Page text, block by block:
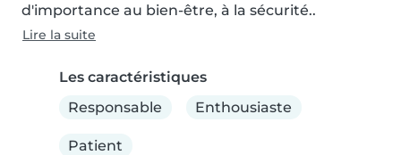
d'importance au bien-être, à la sécurité..
Lire la suite
Les caractéristiques
Responsable
Enthousiaste
Patient